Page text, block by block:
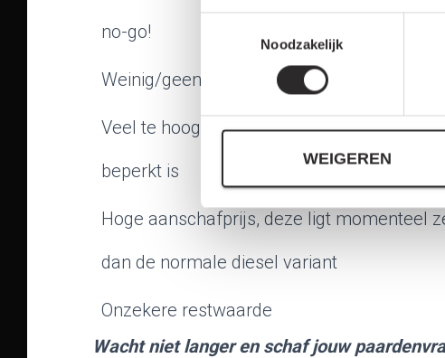
s
n
s
e
e
Noodzakelijk
WEIGEREN
no-go!
Weinig/geen laad mogelijkheden op
Veel te hoog eigen vermogen, waardoor
beperkt is
Hoge aanschafprijs, deze ligt momenteel
dan de normale diesel variant
Onzekere restwaarde
Wacht niet langer en schaf jouw